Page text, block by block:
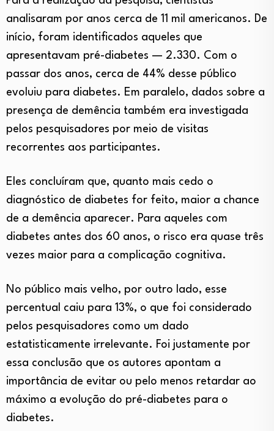
analisaram por anos cerca de 11 mil americanos. De
início, foram identificados aqueles que
apresentavam pré-diabetes — 2.330. Com o
passar dos anos, cerca de 44% desse público
evoluiu para diabetes. Em paralelo, dados sobre a
presença de demência também era investigada
pelos pesquisadores por meio de visitas
recorrentes aos participantes.
Eles concluíram que, quanto mais cedo o
diagnóstico de diabetes for feito, maior a chance
de a demência aparecer. Para aqueles com
diabetes antes dos 60 anos, o risco era quase três
vezes maior para a complicação cognitiva.
No público mais velho, por outro lado, esse
percentual caiu para 13%, o que foi considerado
pelos pesquisadores como um dado
estatisticamente irrelevante. Foi justamente por
essa conclusão que os autores apontam a
importância de evitar ou pelo menos retardar ao
máximo a evolução do pré-diabetes para o
diabetes.